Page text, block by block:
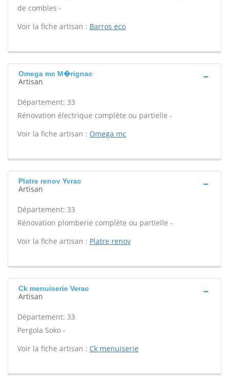
de combles -
Voir la fiche artisan : Barros eco
Omega mc M�rignac
Artisan
Département: 33
Rénovation électrique complète ou partielle -
Voir la fiche artisan : Omega mc
Platre renov Yvrac
Artisan
Département: 33
Rénovation plomberie complète ou partielle -
Voir la fiche artisan : Platre renov
Ck menuiserie Verac
Artisan
Département: 33
Pergola Soko -
Voir la fiche artisan : Ck menuiserie